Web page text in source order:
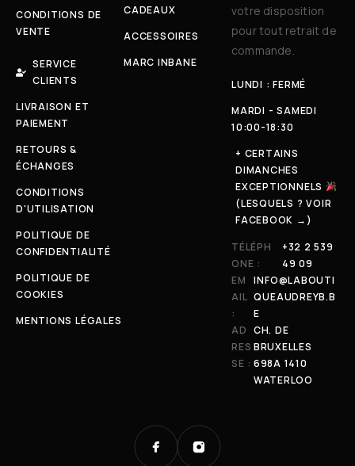
CONDITIONS DE
VENTE
SERVICE
CLIENTS
LIVRAISON ET
PAIEMENT
RETOURS &
ÉCHANGES
CONDITIONS
D'UTILISATION
POLITIQUE DE
CONFIDENTIALITÉ
POLITIQUE DE
COOKIES
MENTIONS LÉGALES
CADEAUX
ACCESSOIRES
MARC INBANE
votre disposition
pour tout retrait de
commande.
LUNDI : FERMÉ
MARDI - SAMEDI
10:00-18:30
+ CERTAINS
DIMANCHES
EXCEPTIONNELS
(LESQUELS ? VOIR
FACEBOOK →)
TÉLÉPH
ONE :
+32 2 539
49 09
EM
AIL
:
INFO@LABOUTI
QUEAUDREYB.B
E
AD
RES
SE :
CH. DE
BRUXELLES
698A 1410
WATERLOO